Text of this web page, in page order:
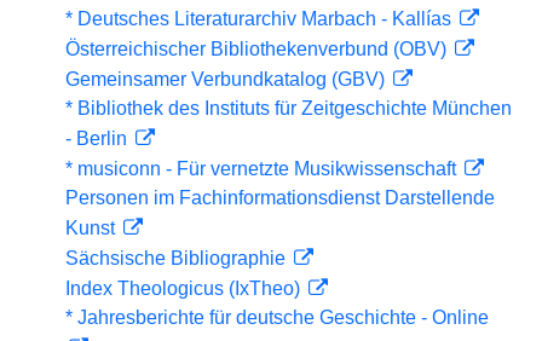
* Deutsches Literaturarchiv Marbach - Kallías
Österreichischer Bibliothekenverbund (OBV)
Gemeinsamer Verbundkatalog (GBV)
* Bibliothek des Instituts für Zeitgeschichte München
- Berlin
* musiconn - Für vernetzte Musikwissenschaft
Personen im Fachinformationsdienst Darstellende
Kunst
Sächsische Bibliographie
Index Theologicus (IxTheo)
* Jahresberichte für deutsche Geschichte - Online